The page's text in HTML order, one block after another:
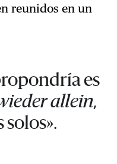
reunidos en un
es
allein,
solos».